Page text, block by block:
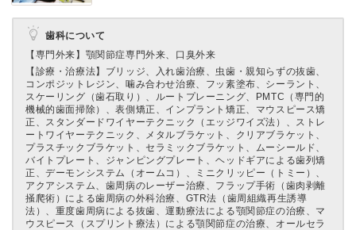
歯科について
【専門外来】 顎関節症専門外来、口臭外来
【診療・治療法】 ブリッジ、入れ歯治療、虫歯・親知らずの抜歯、
コンポジットレジン、噛み合わせ治療、フッ素塗布、シーラント、
スケーリング（歯石取り）、ルートプレーニング、PMTC（専門的
機械的歯面掃除）、表側矯正、インプラント矯正、マウスピース矯
正、スタンダードワイヤーテクニック（エッジワイズ法）、ストレ
ートワイヤーテクニック、メタルブラケット、クリアブラケット、
プラスチックブラケット、セラミックブラケット、ムーシールド、
バイトプレート、ジャンピングプレート、ヘッドギアによる歯列矯
正、デーモンシステム（オームコ）、ミニクリッピー（トミー）、
アクアシステム、歯周病のレーザー治療、フラップ手術（歯肉剥離
掻爬術）による歯周病の外科治療、GTR法（歯周組織再生誘導
法）、重度歯周病による抜歯、運動療法による顎関節症の治療、マ
ウスピース（スプリント療法）による顎関節症の治療、オールセラ